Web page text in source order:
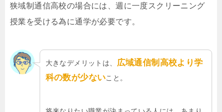
狭域制通信高校の場合には、週に一度スクリーニング
授業を受ける為に通学が必要です。
大きなデメリットは、 広域通信制高校より学
科の数が少ないこと。